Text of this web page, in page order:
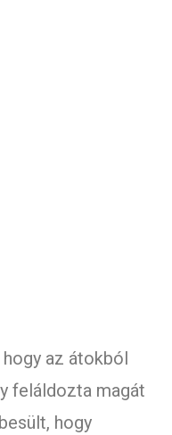
az átokból
feláldozta magát
hogy